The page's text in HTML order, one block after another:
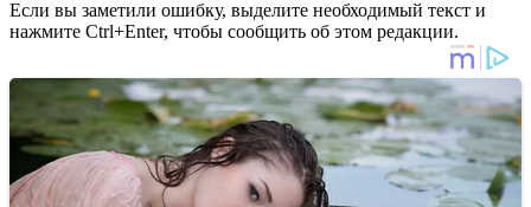
Если вы заметили ошибку, выделите необходимый текст и
нажмите Ctrl+Enter, чтобы сообщить об этом редакции.